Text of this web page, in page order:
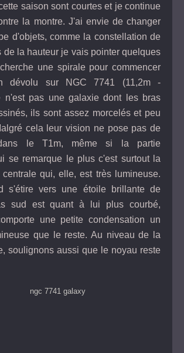
saison sont courtes et je continue
la montre. J'ai envie de changer
d'objets, comme la constellation de
de la hauteur je vais pointer quelques
une spirale pour commencer
dévolu sur NGC 7741 (11,2m -
n'est pas une galaxie dont les bras
ils sont assez morcelés et peu
cela leur vision ne pose pas de
le T1m, même si la partie
se remarque le plus c'est surtout la
centrale qui, elle, est très lumineuse.
s'étire vers une étoile brillante de
sud est quant à lui plus courbé,
une petite condensation un
que le reste. Au niveau de la
soulignons aussi que le noyau reste